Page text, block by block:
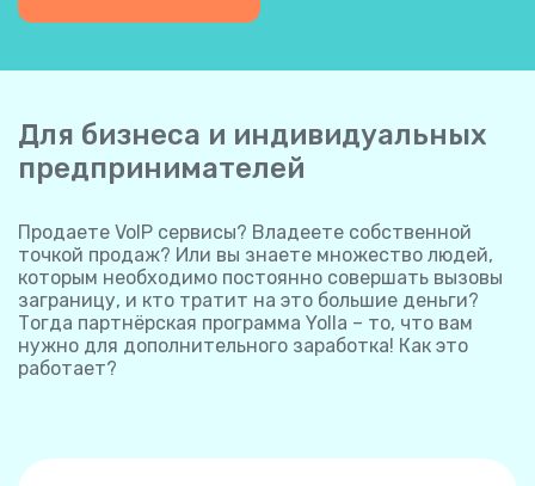
Для бизнеса и индивидуальных
предпринимателей
Продаете VoIP сервисы? Владеете собственной
точкой продаж? Или вы знаете множество людей,
которым необходимо постоянно совершать вызовы
заграницу, и кто тратит на это большие деньги?
Тогда партнёрская программа Yolla – то, что вам
нужно для дополнительного заработка! Как это
работает?